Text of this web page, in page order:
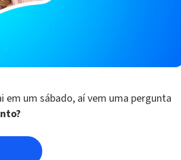
um sábado, aí vem uma pergunta